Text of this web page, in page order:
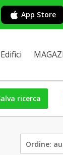
App Store
Ordine:
ricerca